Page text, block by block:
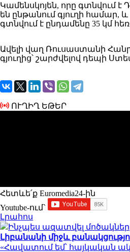
Կամենսկոյեն, որը գտնվում
են ընթանում գյուղի
գտնվում է ընդամենը 35 կմ
Ավելի վաղ Ռուսաստանի
գյուղից՝ շարժվելով դեպի
ՈՒՂԻՂ ԵԹԵՐ
Հետևե՛ք Euromedia24-ին
Youtube-ում`
Լրահոս
Ինչպես ազատվել
Լիբանանի միջև
«Հավատում եմ՝ հայկական